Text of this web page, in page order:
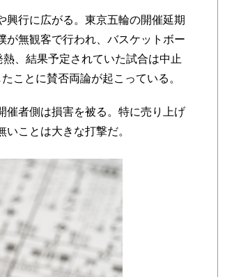
行に広がる。東京五輪の開催延期
が無観客で行われ、バスケットボー
、結果予定されていた試合は中止
ことに賛否両論が起こっている。
者側は損害を被る。特に売り上げ
ことは大きな打撃だ。